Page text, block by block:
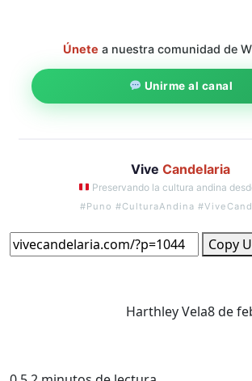
Únete a nuestra comunidad de
Unirme al canal
ViveCandelaria
Preservando la cultura andina
#Puno #CulturaAndina
Copy
Harthley Vela8 de